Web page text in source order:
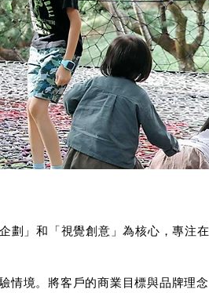
劃」和「視覺創意」為核心，專注在
情境。將客戶的商業目標與品牌理念